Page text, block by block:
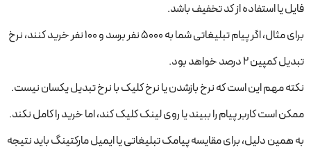
فایل یا استفاده از کد تخفیف باشد.
برای مثال، اگر پیام تبلیغاتی شما به 5000 نفر برسد و 100 نفر خرید کنند، نرخ
تبدیل کمپین 2 درصد خواهد بود.
نکته مهم این است که نرخ بازشدن یا نرخ کلیک با نرخ تبدیل یکسان نیست.
ممکن است کاربر پیام را ببیند یا روی لینک کلیک کند، اما خرید را کامل نکند.
به همین دلیل، برای مقایسه پیامک تبلیغاتی یا ایمیل مارکتینگ باید نتیجه